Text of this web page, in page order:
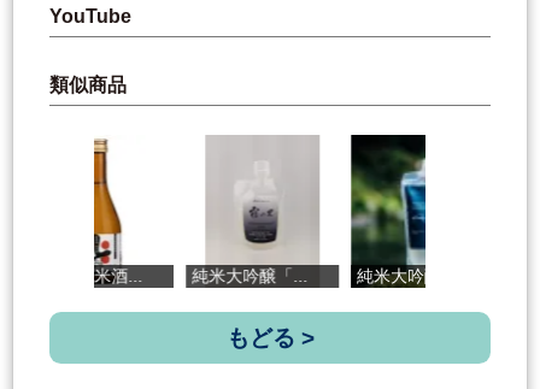
YouTube
類似商品
無濾過純米酒... 純米大吟醸「... 純米大吟醸「...
もどる >